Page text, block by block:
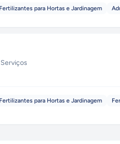
Fertilizantes para Hortas e Jardinagem
Fertilizantes para Hortas e Jardinagem